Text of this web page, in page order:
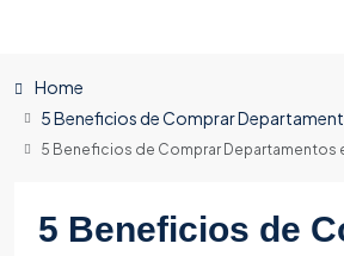
Home
5 Beneficios de Comprar
5 Beneficios de Comprar Departamentos
5 Beneficios de